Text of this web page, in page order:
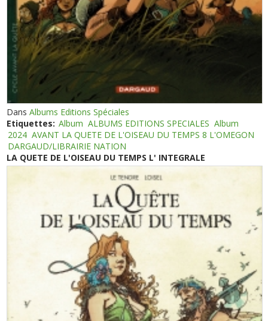
DansAlbums Editions Spéciales
Etiquettes: Album ALBUMS EDITIONS SPECIALES Album
2024 AVANT LA QUETE DE L'OISEAU DU TEMPS 8 L'OMEGON
DARGAUD/LIBRAIRIE NATION
LA QUETE DE L'OISEAU DU TEMPS L' INTEGRALE